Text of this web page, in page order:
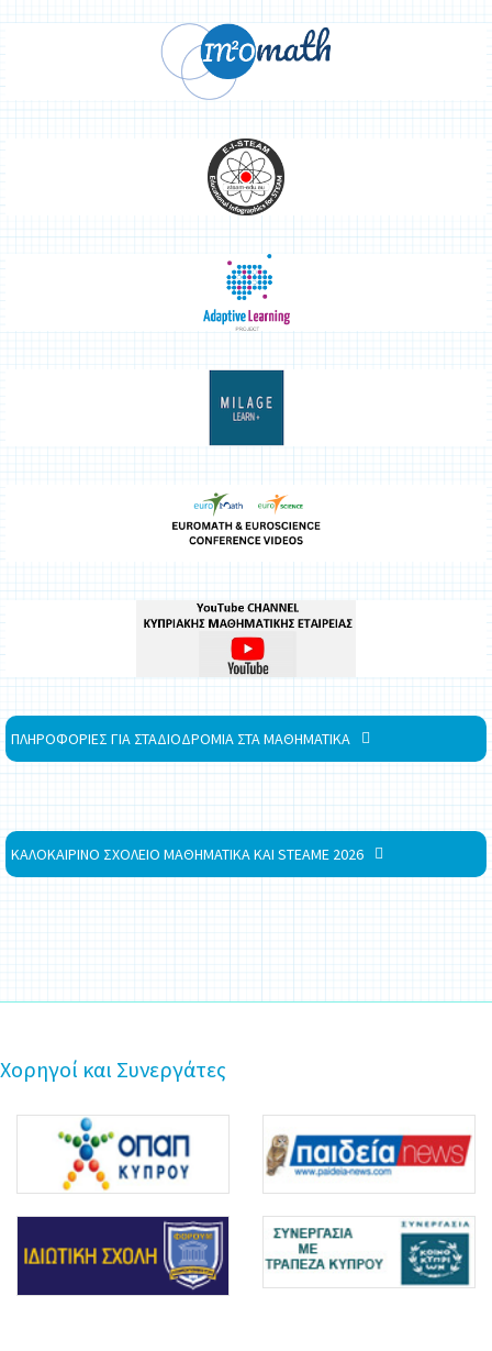
ΠΛΗΡΟΦΟΡΙΕΣ ΓΙΑ ΣΤΑΔΙΟΔΡΟΜΙΑ ΣΤΑ ΜΑΘΗΜΑΤΙΚΑ
ΚΑΛΟΚΑΙΡΙΝΟ ΣΧΟΛΕΙΟ ΜΑΘΗΜΑΤΙΚΑ ΚΑΙ STEAME 2026
Χορηγοί και Συνεργάτες